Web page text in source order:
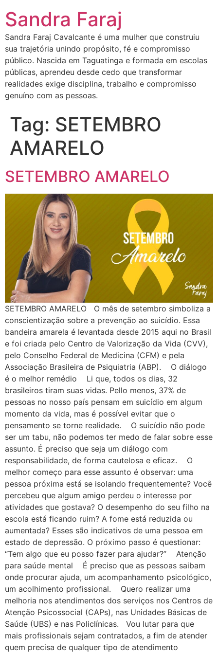
Sandra Faraj
Sandra Faraj Cavalcante é uma mulher que construiu
sua trajetória unindo propósito, fé e compromisso
público. Nascida em Taguatinga e formada em escolas
públicas, aprendeu desde cedo que transformar
realidades exige disciplina, trabalho e compromisso
genuíno com as pessoas.
Tag: SETEMBRO
AMARELO
SETEMBRO AMARELO
SETEMBRO AMARELO O mês de setembro simboliza a
conscientização sobre a prevenção ao suicídio. Essa
bandeira amarela é levantada desde 2015 aqui no Brasil
e foi criada pelo Centro de Valorização da Vida (CVV),
pelo Conselho Federal de Medicina (CFM) e pela
Associação Brasileira de Psiquiatria (ABP). O diálogo
é o melhor remédio Li que, todos os dias, 32
brasileiros tiram suas vidas. Pello menos, 37% de
pessoas no nosso país pensam em suicídio em algum
momento da vida, mas é possível evitar que o
pensamento se torne realidade. O suicídio não pode
ser um tabu, não podemos ter medo de falar sobre esse
assunto. É preciso que seja um diálogo com
responsabilidade, de forma cautelosa e eficaz. O
melhor começo para esse assunto é observar: uma
pessoa próxima está se isolando frequentemente? Você
percebeu que algum amigo perdeu o interesse por
atividades que gostava? O desempenho do seu filho na
escola está ficando ruim? A fome está reduzida ou
aumentada? Esses são indicativos de uma pessoa em
estado de depressão. O próximo passo é questionar:
“Tem algo que eu posso fazer para ajudar?” Atenção
para saúde mental É preciso que as pessoas saibam
onde procurar ajuda, um acompanhamento psicológico,
um acolhimento profissional. Quero realizar uma
melhoria nos atendimentos dos serviços nos Centros de
Atenção Psicossocial (CAPs), nas Unidades Básicas de
Saúde (UBS) e nas Policlínicas. Vou lutar para que
mais profissionais sejam contratados, a fim de atender
quem precisa de qualquer tipo de atendimento